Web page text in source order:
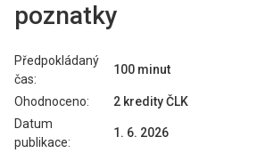
poznatky
Předpokládaný
čas:
100 minut
Ohodnoceno: 2 kredityČLK
Datum
publikace:
1. 6. 2026